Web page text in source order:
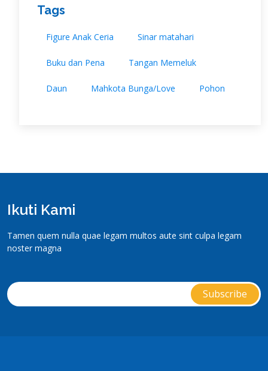
Tags
Figure Anak Ceria Sinar matahari
Buku dan Pena Tangan Memeluk
Daun Mahkota Bunga/Love Pohon
Ikuti Kami
Tamen quem nulla quae legam multos aute sint culpa legam
noster magna